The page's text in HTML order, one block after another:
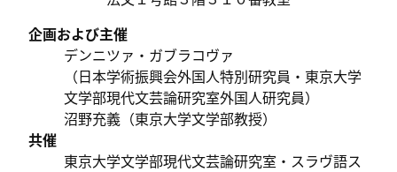
企画および主催
デンニツァ・ガブラコヴァ
（日本学術振興会外国人特別研究員・東京大学
文学部現代文芸論研究室外国人研究員）
沼野充義（東京大学文学部教授）
共催
東京大学文学部現代文芸論研究室・スラヴ語ス